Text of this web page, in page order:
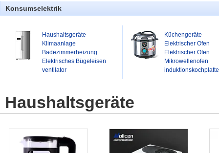
Konsumselektrik
Haushaltsgeräte
Klimaanlage
Badezimmerheizung
Elektrisches Bügeleisen
ventilator
Küchengeräte
Elektrischer Ofen
Elektrischer Ofen
Mikrowellenofen
induktionskochplatte
Haushaltsgeräte